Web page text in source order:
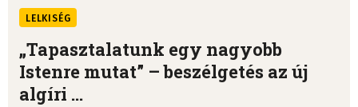
LELKISÉG
„Tapasztalatunk egy nagyobb
Istenre mutat” – beszélgetés az új
algíri ...